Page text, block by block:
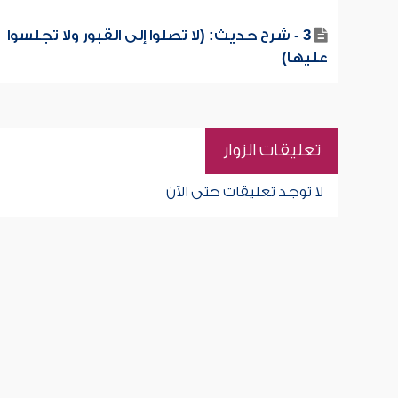
3 - شرح حديث: (لا تصلوا إلى القبور ولا تجلسوا
عليها)
تعليقات الزوار
لا توجد تعليقات حتى الآن